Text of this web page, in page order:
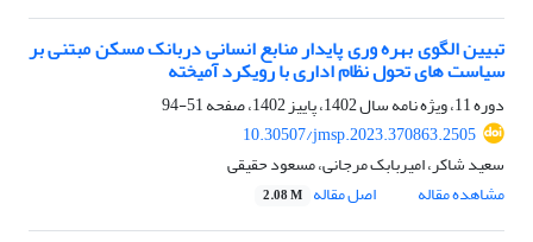
تبیین الگوی بهره وری پایدار منابع انسانی دربانک مسکن مبتنی بر
سیاست های تحول نظام اداری با رویکرد آمیخته
دوره 11، ویژه نامه سال 1402، پاییز 1402، صفحه
51-94
10.30507/jmsp.2023.370863.2505
سعید شاکر، امیربابک مرجانی، مسعود حقیقی
مشاهده مقاله
اصل مقاله 2.08 M